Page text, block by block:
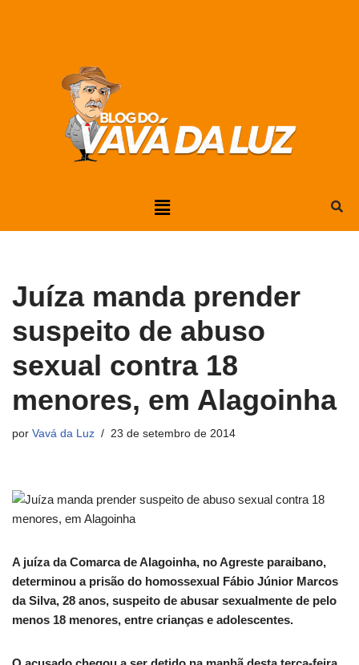
Juíza manda prender
suspeito de abuso
sexual contra 18
menores, em Alagoinha
por Vavá da Luz 23 de setembro de 2014
A juíza da Comarca de Alagoinha, no Agreste paraibano,
determinou a prisão do homossexual Fábio Júnior Marcos
da Silva, 28 anos, suspeito de abusar sexualmente de pelo
menos 18 menores, entre crianças e adolescentes.